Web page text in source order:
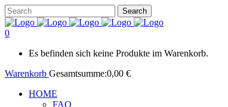
0
Es befinden sich keine Produkte im Warenkorb.
Warenkorb Gesamtsumme:0,00 €
HOME
FAQ